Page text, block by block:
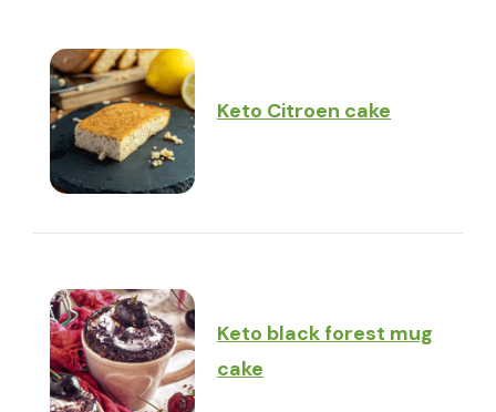
Keto Citroen cake
Keto black forest mug
cake